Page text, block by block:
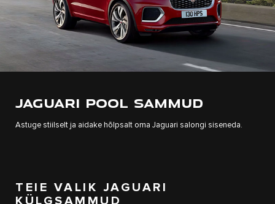
JAGUARI POOL SAMMUD
Astuge stiilselt ja aidake hõlpsalt oma Jaguari salongi siseneda.
TEIE VALIK JAGUARI
KÜLGSAMMUD